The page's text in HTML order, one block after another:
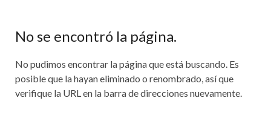
No se encontró la página.
No pudimos encontrar la página que está buscando. Es
posible que la hayan eliminado o renombrado, así que
verifique la URL en la barra de direcciones nuevamente.